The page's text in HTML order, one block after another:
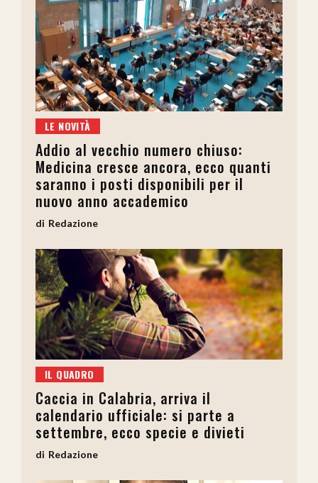
LE NOVITÀ
Addio al vecchio numero chiuso:
Medicina cresce ancora, ecco quanti
saranno i posti disponibili per il
nuovo anno accademico
Redazione
IL QUADRO
Caccia in Calabria, arriva il
calendario ufficiale: si parte a
settembre, ecco specie e divieti
Redazione